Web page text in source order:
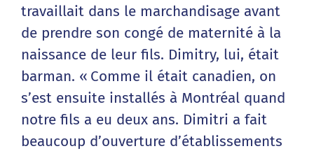
travaillait dans le marchandisage avant
de prendre son congé de maternité à la
naissance de leur fils. Dimitry, lui, était
barman. « Comme il était canadien, on
s’est ensuite installés à Montréal quand
notre fils a eu deux ans. Dimitri a fait
beaucoup d’ouverture d’établissements